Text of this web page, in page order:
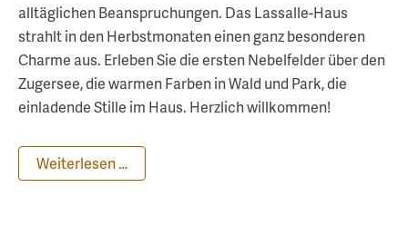
alltäglichen Beanspruchungen. Das Lassalle-Haus
strahlt in den Herbstmonaten einen ganz besonderen
Charme aus. Erleben Sie die ersten Nebelfelder über den
Zugersee, die warmen Farben in Wald und Park, die
einladende Stille im Haus. Herzlich willkommen!
Weiterlesen …